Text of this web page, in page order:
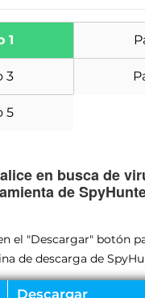
1
3
5
en busca de
de
el "Descargar" botón
de descarga de